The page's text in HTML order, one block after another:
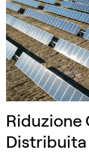
Riduzione
Distribuita